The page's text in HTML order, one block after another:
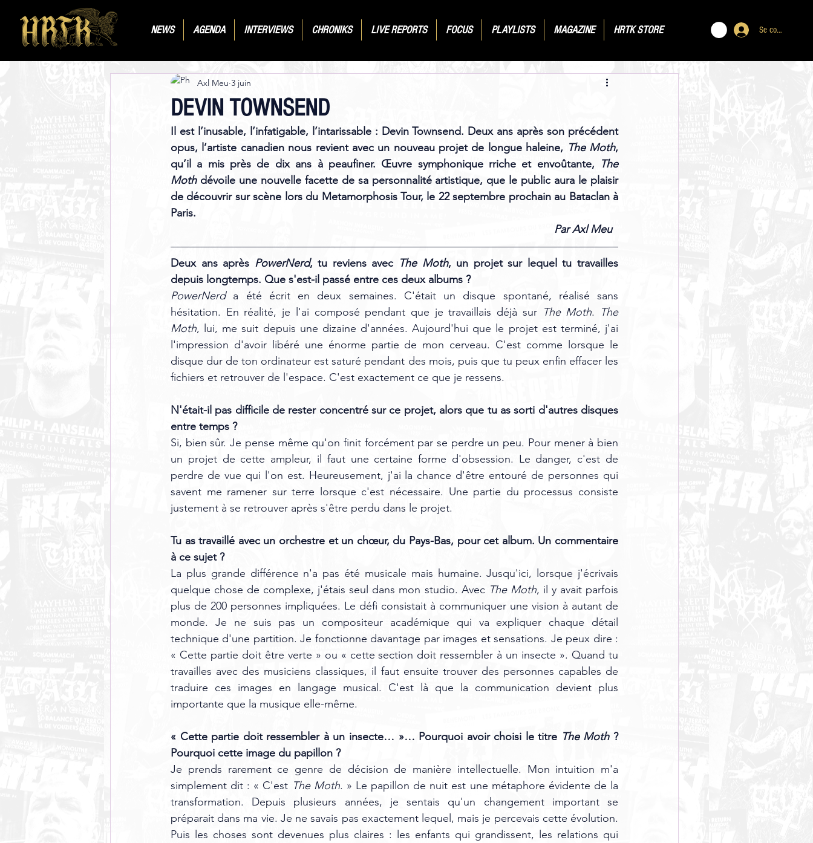
Se connecter
NEWS AGENDA INTERVIEWS CHRONIKS LIVE REPORTS FOCUS PLAYLISTS MAGAZINE HRTK STORE
DEVIN TOWNSEND
Axl Meu 3 juin
Il est l’inusable, l’infatigable, l’intarissable : Devin Townsend. Deux ans après son précédent
opus, l’artiste canadien nous revient avec un nouveau projet de longue haleine, The Moth,
qu’il a mis près de dix ans à peaufiner. Œuvre symphonique rriche et envoûtante, The
Moth dévoile une nouvelle facette de sa personnalité artistique, que le public aura le plaisir
de découvrir sur scène lors du Metamorphosis Tour, le 22 septembre prochain au Bataclan à
Paris.
Par Axl Meu
Deux ans après PowerNerd, tu reviens avec The Moth, un projet sur lequel tu travailles
depuis longtemps. Que s'est-il passé entre ces deux albums ?
PowerNerd a été écrit en deux semaines. C'était un disque spontané, réalisé sans
hésitation. En réalité, je l'ai composé pendant que je travaillais déjà sur The Moth.
The
Moth, lui, me suit depuis une dizaine d'années. Aujourd'hui que le projet est terminé, j'ai
l'impression d'avoir libéré une énorme partie de mon cerveau. C'est comme lorsque le
disque dur de ton ordinateur est saturé pendant des mois, puis que tu peux enfin effacer les
fichiers et retrouver de l'espace. C'est exactement ce que je ressens.
N'était-il pas difficile de rester concentré sur ce projet, alors que tu as sorti d'autres disques
entre temps ?
Si, bien sûr. Je pense même qu'on finit forcément par se perdre un peu. Pour mener à bien
un projet de cette ampleur, il faut une certaine forme d'obsession. Le danger, c'est de
perdre de vue qui l'on est. Heureusement, j'ai la chance d'être entouré de personnes qui
savent me ramener sur terre lorsque c'est nécessaire. Une partie du processus consiste
justement à se retrouver après s'être perdu dans le projet.
Tu as travaillé avec un orchestre et un chœur, du Pays-Bas, pour cet album. Un commentaire
à ce sujet ?
La plus grande différence n'a pas été musicale mais humaine. Jusqu'ici, lorsque j'écrivais
quelque chose de complexe, j'étais seul dans mon studio. Avec The Moth, il y avait parfois
plus de 200 personnes impliquées. Le défi consistait à communiquer une vision à autant de
monde. Je ne suis pas un compositeur académique qui va expliquer chaque détail
technique d'une partition. Je fonctionne davantage par images et sensations. Je peux dire :
« Cette partie doit être verte » ou « cette section doit ressembler à un insecte ». Quand tu
travailles avec des musiciens classiques, il faut ensuite trouver des personnes capables de
traduire ces images en langage musical. C'est là que la communication devient plus
importante que la musique elle-même.
« Cette partie doit ressembler à un insecte… »… Pourquoi avoir choisi le titre The Moth ?
Pourquoi cette image du papillon ?
Je prends rarement ce genre de décision de manière intellectuelle. Mon intuition m'a
simplement dit : « C'est The Moth. » Le papillon de nuit est une métaphore évidente de la
transformation. Depuis plusieurs années, je sentais qu'un changement important se
préparait dans ma vie. Je ne savais pas exactement lequel, mais je percevais cette évolution.
Puis les choses sont devenues plus claires : les enfants qui grandissent, les relations qui